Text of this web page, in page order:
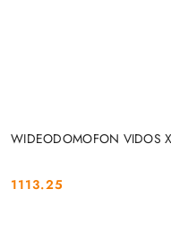
WIDEODOMOFON VIDOS
Cena:
1113.25